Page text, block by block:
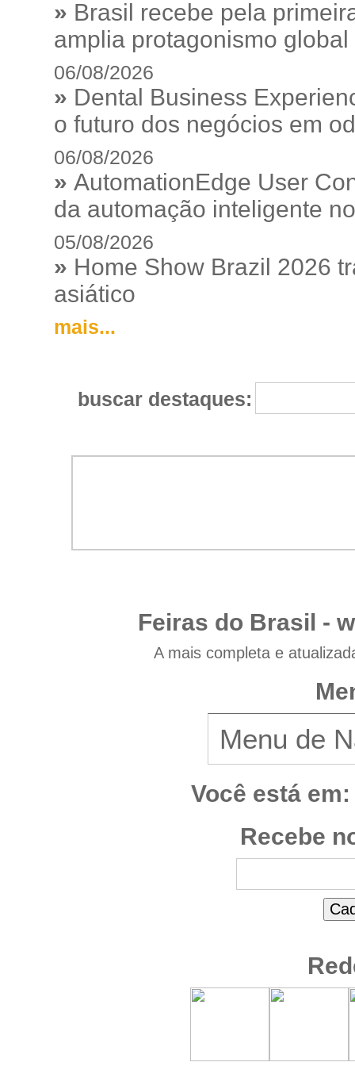
» Brasil recebe pela
amplia protagonismo
06/08/2026
» Dental Business
o futuro dos negócios em
06/08/2026
» AutomationEdge User
da automação inteligente
05/08/2026
» Home Show Brazil 2026
asiático
mais...
buscar destaques:
Feiras do Brasil -
A mais completa e
Você está em:
Recebe